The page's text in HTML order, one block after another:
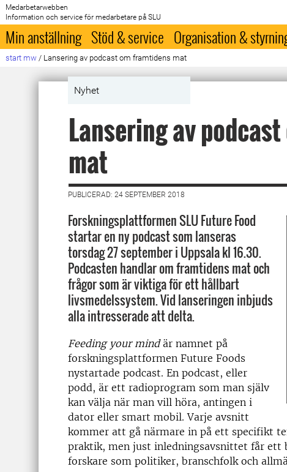
Medarbetarwebben
Information och service för medarbetare på SLU
Min anställning Stöd & service Organisation &
start mw / Lansering av podcast om framtidens mat
Nyhet
Lansering av
mat
PUBLICERAD: 24 SEPTEMBER 2018
Forskningsplattformen SLU Future Food
startar en ny podcast som lanseras
torsdag 27 september i Uppsala kl 16.30.
Podcasten handlar om framtidens mat och
frågor som är viktiga för ett hållbart
livsmedelssystem. Vid lanseringen inbjuds
alla intresserade att delta.
Feeding your mindär namnet på
forskningsplattformen Future Foods
nystartade podcast. En podcast, eller
podd, är ett radioprogram som man själv
kan välja när man vill höra, antingen i
dator eller smart mobil. Varje avsnitt
kommer att gå närmare in på ett specifikt
praktik, men just inledningsavsnittet får ett
forskare som politiker, branschfolk och